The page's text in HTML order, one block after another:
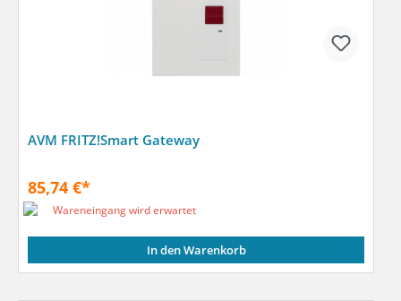
AVM FRITZ!Smart Gateway
85,74 €*
Wareneingang wird erwartet
In den Warenkorb